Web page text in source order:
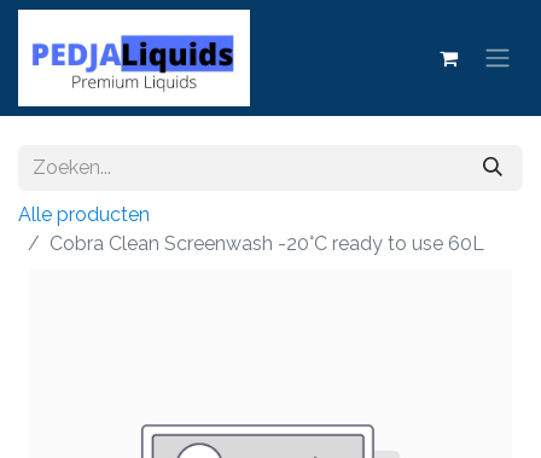
Alle producten
Cobra Clean Screenwash -20°C ready to use 60L